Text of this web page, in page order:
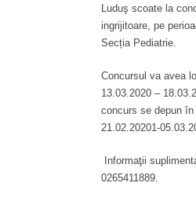
Luduş scoate la
ingrijitoare, pe
Secția Pediatrie.
Concursul va avea
13.03.2020 –
concurs se depun în
21.02.20201-
Informaţii
0265411889.